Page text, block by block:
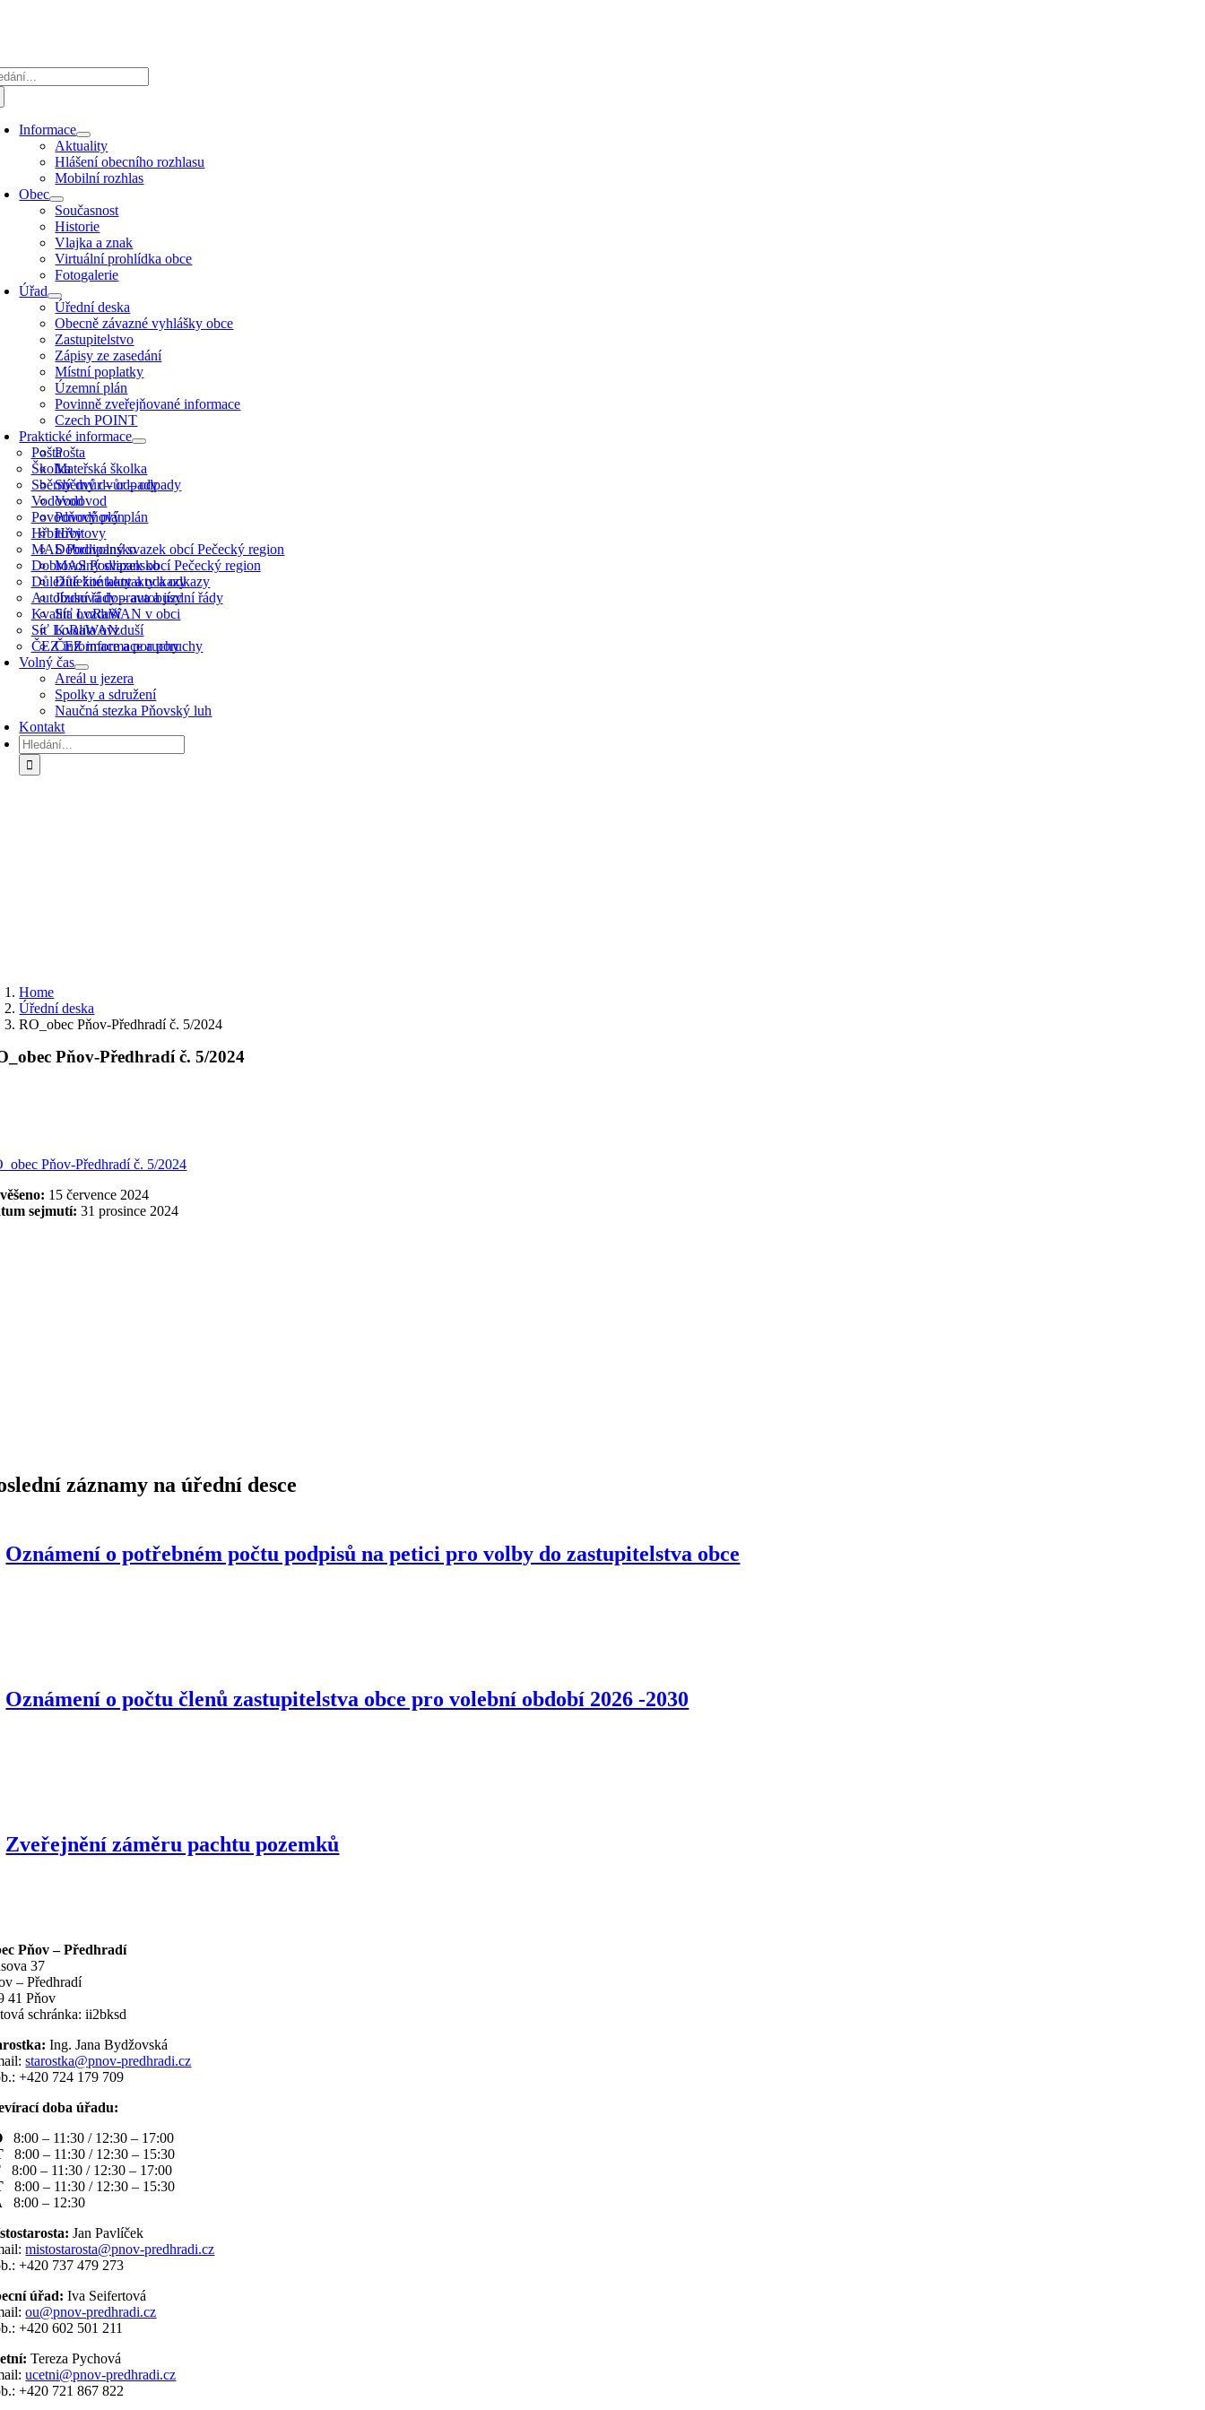
Informace
Aktuality
Hlášení obecního rozhlasu
Mobilní rozhlas
Obec
Současnost
Historie
Vlajka a znak
Virtuální prohlídka obce
Fotogalerie
Úřad
Úřední deska
Obecně závazné vyhlášky obce
Zastupitelstvo
Zápisy ze zasedání
Místní poplatky
Územní plán
Povinně zveřejňované informace
Czech POINT
Praktické informace
Pošta
Školka
Sběrný dvůr – odpady
Vodovod
Povodňový plán
Hřbitovy
MAS Podlipansko
Dobrovolný svazek obcí Pečecký region
Důležité kontakty a odkazy
Autobusová doprava a jízdní řády
Kvalita ovzduší
Síť LoRaWAN
ČEZ informace a poruchy
Pošta
Mateřská školka
Sběrný dvůr – odpady
Vodovod
Povodňový plán
Hřbitovy
Dobrovolný svazek obcí Pečecký region
MAS Podlipansko
Důležité kontakty a odkazy
Jízdní řády – autobusy
Síť LoRaWAN v obci
Kvalita ovzduší
ČEZ informace a poruchy
Volný čas
Areál u jezera
Spolky a sdružení
Naučná stezka Pňovský luh
Kontakt
Hledat:
Home
Úřední deska
RO_obec Pňov-Předhradí č. 5/2024
Pňov-Předhradí č. 5/2024
Pňov-Předhradí č. 5/2024
15 července 2024
sejmutí: 31 prosince 2024
záznamy na úřední desce
Oznámení o potřebném počtu podpisů na petici pro volby do zastupitelstva obce
Oznámení o počtu členů zastupitelstva obce pro volební období 2026 -2030
Zveřejnění záměru pachtu pozemků
Pňov – Předhradí
37
– Předhradí
41 Pňov
schránka: ii2bksd
Ing. Jana Bydžovská
starostka@pnov-predhradi.cz
+420 724 179 709
doba úřadu:
8:00 – 11:30 / 12:30 – 17:00
8:00 – 11:30 / 12:30 – 15:30
8:00 – 11:30 / 12:30 – 17:00
8:00 – 11:30 / 12:30 – 15:30
8:00 – 12:30
Jan Pavlíček
mistostarosta@pnov-predhradi.cz
+420 737 479 273
úřad: Iva Seifertová
ou@pnov-predhradi.cz
+420 602 501 211
Tereza Pychová
ucetni@pnov-predhradi.cz
+420 721 867 822